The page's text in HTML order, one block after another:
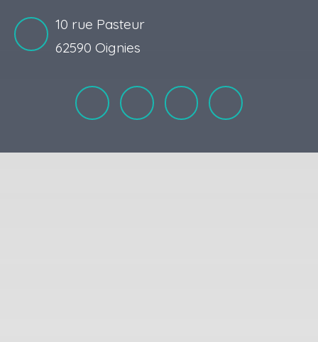
10 rue Pasteur
62590 Oignies